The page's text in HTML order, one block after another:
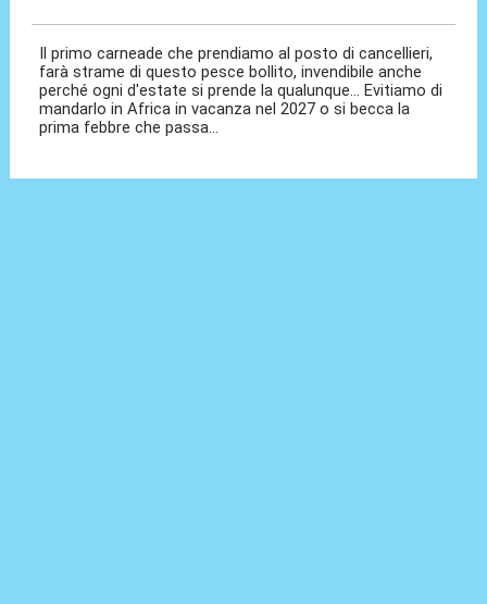
Il primo carneade che prendiamo al posto di cancellieri,
farà strame di questo pesce bollito, invendibile anche
perché ogni d'estate si prende la qualunque... Evitiamo di
mandarlo in Africa in vacanza nel 2027 o si becca la
prima febbre che passa...